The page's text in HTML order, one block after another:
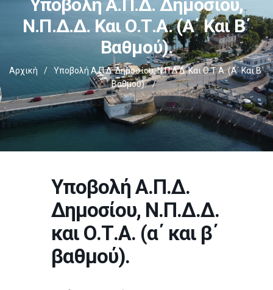
Υποβολή Α.Π.Δ. Δημοσίου,
Ν.Π.Δ.Δ. Και Ο.Τ.Α. (α΄ Και Β΄
Βαθμού).
Αρχική /
Υποβολή Α.Π.Δ. Δημοσίου, Ν.Π.Δ.Δ. Και Ο.Τ.Α. (α΄ Και Β΄
Βαθμού).
/
Υποβολή Α.Π.Δ.
Δημοσίου, Ν.Π.Δ.Δ.
και Ο.Τ.Α. (α΄ και β΄
βαθμού).